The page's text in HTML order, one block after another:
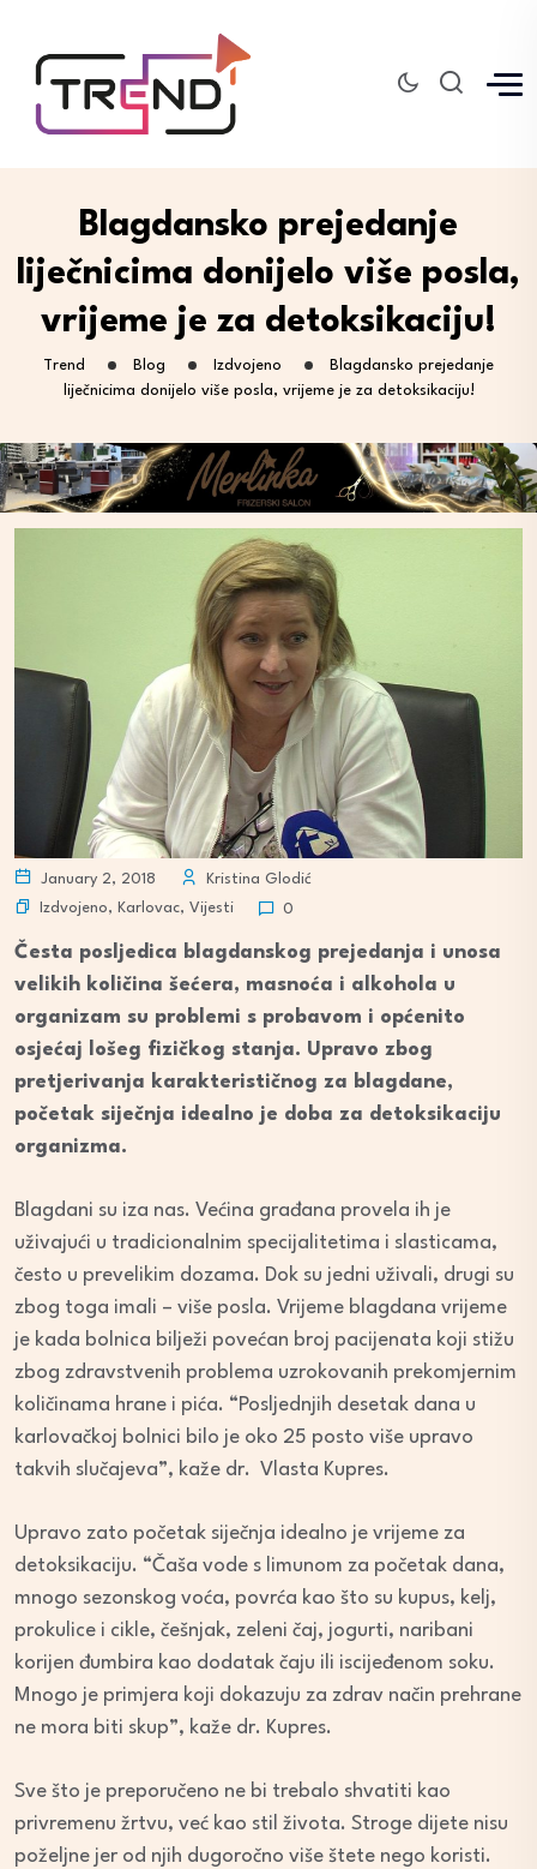
Blagdansko prejedanje
liječnicima donijelo više posla,
vrijeme je za detoksikaciju!
Trend Blog Izdvojeno
Blagdansko prejedanje
liječnicima donijelo više posla, vrijeme je za detoksikaciju!
January 2, 2018
Kristina Glodić
Izdvojeno, Karlovac, Vijesti 0
Česta posljedica blagdanskog prejedanja i unosa
velikih količina šećera, masnoća i alkohola u
organizam su problemi s probavom i općenito
osjećaj lošeg fizičkog stanja. Upravo zbog
pretjerivanja karakterističnog za blagdane,
početak siječnja idealno je doba za detoksikaciju
organizma.
Blagdani su iza nas. Većina građana provela ih je
uživajući u tradicionalnim specijalitetima i slasticama,
često u prevelikim dozama. Dok su jedni uživali, drugi su
zbog toga imali – više posla. Vrijeme blagdana vrijeme
je kada bolnica bilježi povećan broj pacijenata koji stižu
zbog zdravstvenih problema uzrokovanih prekomjernim
količinama hrane i pića. “Posljednjih desetak dana u
karlovačkoj bolnici bilo je oko 25 posto više upravo
takvih slučajeva”, kaže dr. Vlasta Kupres.
Upravo zato početak siječnja idealno je vrijeme za
detoksikaciju. “Čaša vode s limunom za početak dana,
mnogo sezonskog voća, povrća kao što su kupus, kelj,
prokulice i cikle, češnjak, zeleni čaj, jogurti, naribani
korijen đumbira kao dodatak čaju ili iscijeđenom soku.
Mnogo je primjera koji dokazuju za zdrav način prehrane
ne mora biti skup”, kaže dr. Kupres.
Sve što je preporučeno ne bi trebalo shvatiti kao
privremenu žrtvu, već kao stil života. Stroge dijete nisu
poželjne jer od njih dugoročno više štete nego koristi.